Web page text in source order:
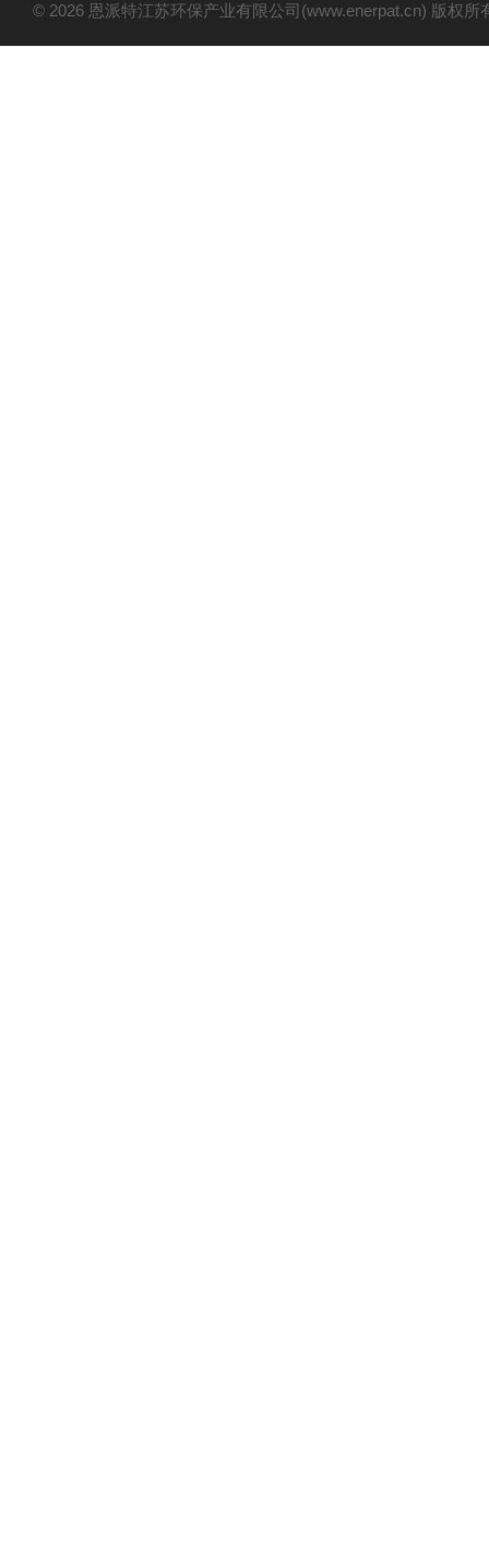
© 2026 恩派特江苏环保产业有限公司(www.enerpat.cn) 版权